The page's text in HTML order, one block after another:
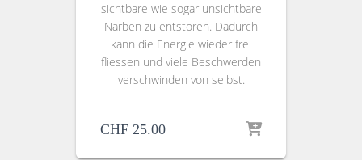
sichtbare wie sogar unsichtbare
Narben zu entstören. Dadurch
kann die Energie wieder frei
fliessen und viele Beschwerden
verschwinden von selbst.
CHF 25.00